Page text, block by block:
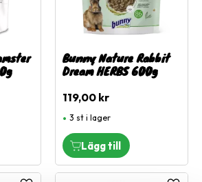
Bunny Nature Rabbit
Dream HERBS 600g
119,00 kr
3 st i lager